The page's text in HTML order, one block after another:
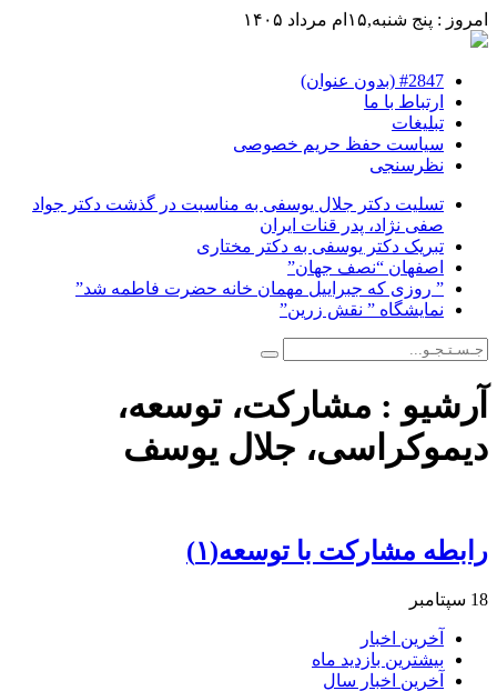
امروز : پنج شنبه,۱۵ام مرداد ۱۴۰۵
#2847 (بدون عنوان)
ارتباط با ما
تبلیغات
سیاست حفظ حریم خصوصی
نظرسنجی
تسلیت دکتر جلال یوسفی به مناسبت در گذشت دکتر جواد
صفی نژاد، پدر قنات ایران
تبریک دکتر یوسفی به دکتر مختاری
اصفهان “نصف جهان”
” روزی که جبراییل مهمان خانه حضرت فاطمه شد”
نمایشگاه ” نقش زرین”
آرشیو : مشارکت، توسعه،
دیموکراسی، جلال یوسف
رابطه مشارکت با توسعه(۱)
18 سپتامبر
آخرین اخبار
بیشترین بازدید ماه
آخرین اخبار سال